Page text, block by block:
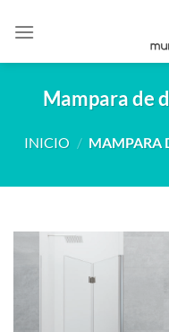
Mampara de
INICIO / MAMPARA